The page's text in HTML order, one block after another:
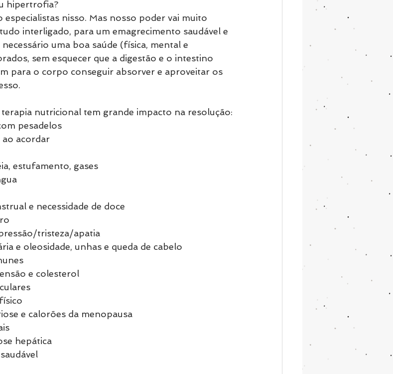
hipertrofia?
nisso. Mas nosso poder vai muito
interligado, para um emagrecimento saudável e
uma boa saúde (física, mental e
sem esquecer que a digestão e o intestino
para o corpo conseguir absorver e aproveitar os
nutricional tem grande impacto na resolução:
pesadelos
ao acordar
estufamento, gases
e necessidade de doce
tristeza/apatia
e oleosidade, unhas e queda de cabelo
e colesterol
e calorões da menopausa
hepática